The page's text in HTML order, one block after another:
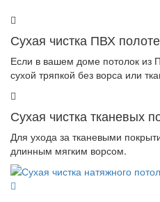
Сухая чистка ПВХ
Если в вашем доме потолок из
сухой тряпкой без ворса или
Сухая чистка тканевых
Для ухода за тканевыми
длинным мягким ворсом.